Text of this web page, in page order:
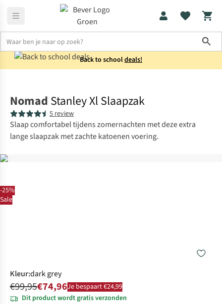
Back to schooldeals!
-25%
Sale
Nomad Stanley Xl Slaapzak
5 review
Slaap comfortabel tijdens zomernachten met deze extra
lange slaapzak met zachte katoenen voering.
Kleur:dark grey
€99,95€74,96Je bespaart €24,99
Dit product wordt gratis verzonden